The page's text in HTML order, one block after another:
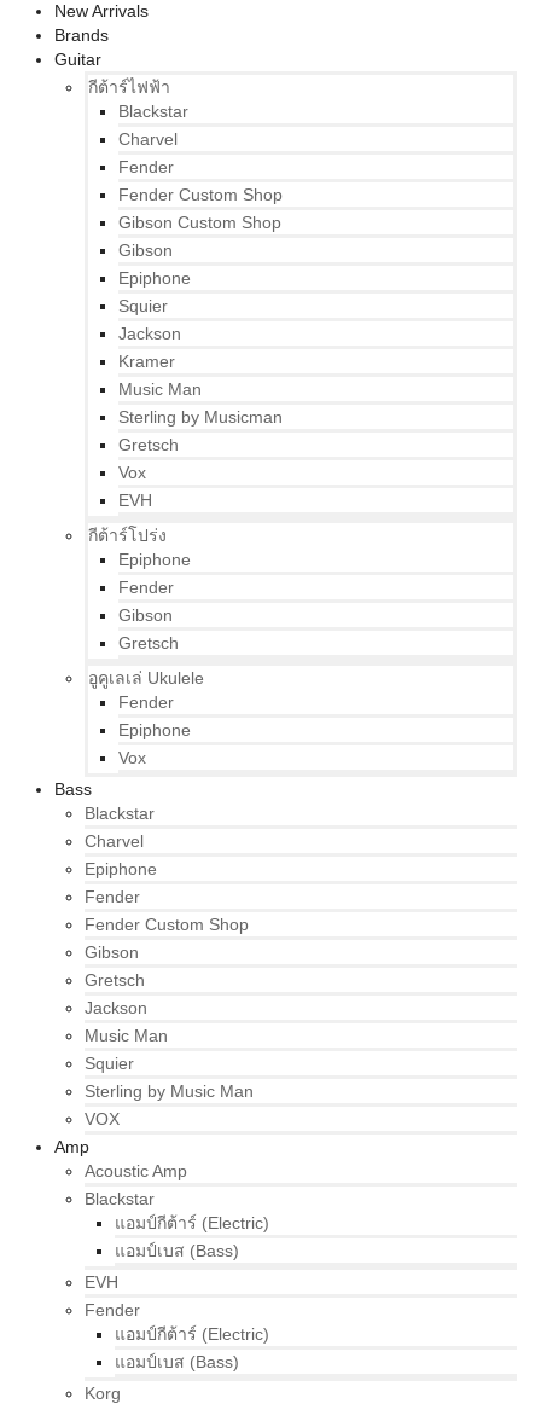
New Arrivals
Brands
Guitar
กีต้าร์ไฟฟ้า
Blackstar
Charvel
Fender
Fender Custom Shop
Gibson Custom Shop
Gibson
Epiphone
Squier
Jackson
Kramer
Music Man
Sterling by Musicman
Gretsch
Vox
EVH
กีต้าร์โปร่ง
Epiphone
Fender
Gibson
Gretsch
อูคูเลเล่ Ukulele
Fender
Epiphone
Vox
Bass
Blackstar
Charvel
Epiphone
Fender
Fender Custom Shop
Gibson
Gretsch
Jackson
Music Man
Squier
Sterling by Music Man
VOX
Amp
Acoustic Amp
Blackstar
แอมป์กีต้าร์ (Electric)
แอมป์เบส (Bass)
EVH
Fender
แอมป์กีต้าร์ (Electric)
แอมป์เบส (Bass)
Korg